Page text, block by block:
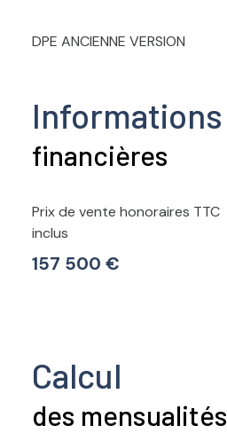
DPE ANCIENNE VERSION
Informations
financières
Prix de vente honoraires TTC
inclus
157 500 €
Calcul
des mensualités